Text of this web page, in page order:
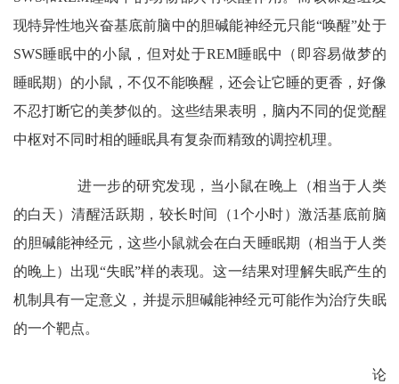
现特异性地兴奋基底前脑中的胆碱能神经元只能“唤醒”处于
SWS睡眠中的小鼠，但对处于REM睡眠中（即容易做梦的
睡眠期）的小鼠，不仅不能唤醒，还会让它睡的更香，好像
不忍打断它的美梦似的。这些结果表明，脑内不同的促觉醒
中枢对不同时相的睡眠具有复杂而精致的调控机理。
进一步的研究发现，当小鼠在晚上（相当于人类
的白天）清醒活跃期，较长时间（1个小时）激活基底前脑
的胆碱能神经元，这些小鼠就会在白天睡眠期（相当于人类
的晚上）出现“失眠”样的表现。这一结果对理解失眠产生的
机制具有一定意义，并提示胆碱能神经元可能作为治疗失眠
的一个靶点。
论